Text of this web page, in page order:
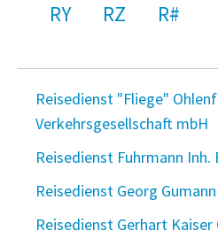
RY
RZ R#
Reisedienst "Fliege"
Verkehrsgesellschaft mbH
Reisedienst Fuhrmann Inh.
Reisedienst Georg
Reisedienst Gerhart Kaiser